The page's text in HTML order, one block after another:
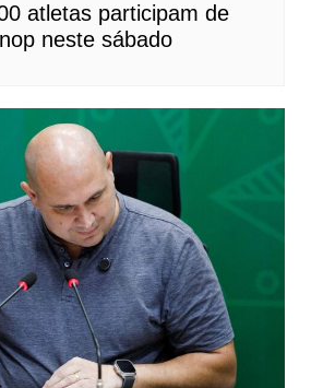
atletas participam de
neste sábado